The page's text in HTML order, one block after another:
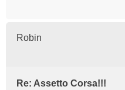
Robin
Re: Assetto Corsa!!!